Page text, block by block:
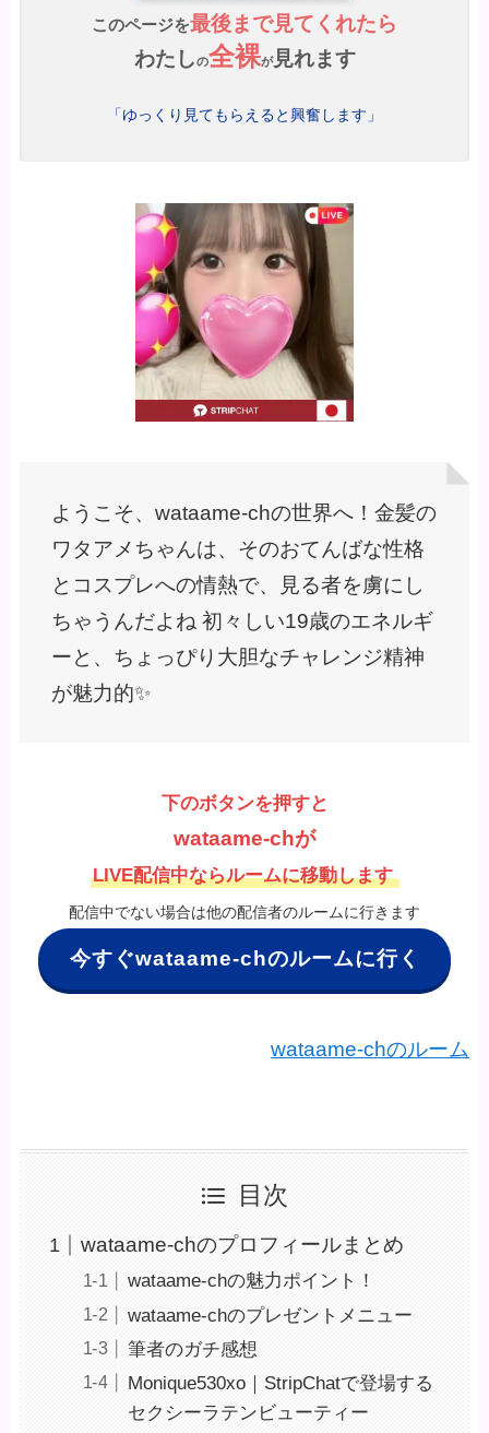
このページを最後まで見てくれたら
わたしの全裸が見れます
「ゆっくり見てもらえると興奮します」
ようこそ、wataame-chの世界へ！金髪の
ワタアメちゃんは、そのおてんばな性格
とコスプレへの情熱で、見る者を虜にし
ちゃうんだよね 初々しい19歳のエネルギ
ーと、ちょっぴり大胆なチャレンジ精神
が魅力的✨
下のボタンを押すと
wataame-chが
LIVE配信中ならルームに移動します
配信中でない場合は他の配信者のルームに行きます
今すぐwataame-chのルームに行く
wataame-chのルーム
目次
wataame-chのプロフィールまとめ
wataame-chの魅力ポイント！
wataame-chのプレゼントメニュー
筆者のガチ感想
Monique530xo｜StripChatで登場する
セクシーラテンビューティー